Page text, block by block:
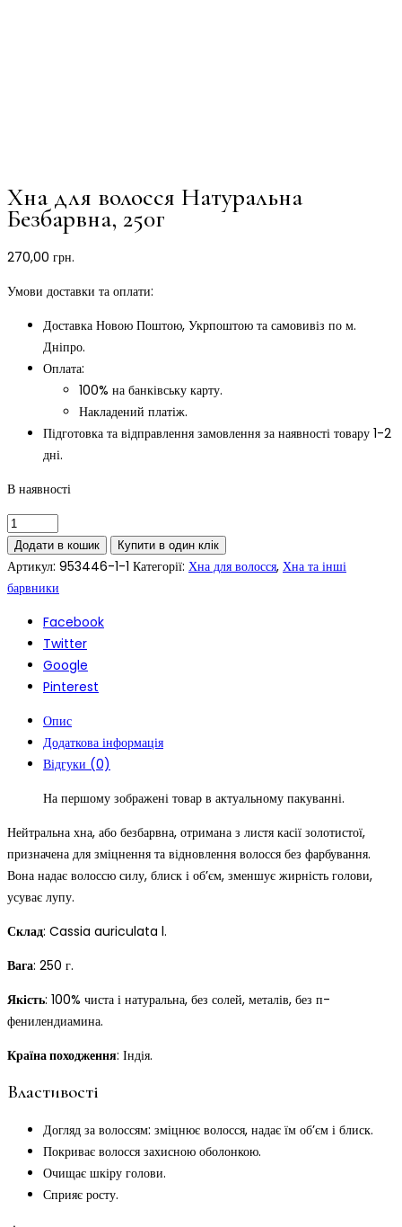
Хна для волосся Натуральна
Безбарвна, 250г
270,00 грн.
Умови доставки та оплати:
Доставка Новою Поштою, Укрпоштою та самовивіз по м.
Дніпро.
Оплата:
100% на банківську карту.
Накладений платіж.
Підготовка та відправлення замовлення за наявності товару 1-2
дні.
В наявності
Додати в кошик Купити в один клік
Артикул: 953446-1-1 Категорії: Хна для волосся, Хна та інші
барвники
Facebook
Twitter
Google
Pinterest
Опис
Додаткова інформація
Відгуки (0)
На першому зображені товар в актуальному пакуванні.
Нейтральна хна, або безбарвна, отримана з листя касії золотистої,
призначена для зміцнення та відновлення волосся без фарбування.
Вона надає волоссю силу, блиск і об’єм, зменшує жирність голови,
усуває лупу.
Склад: Cassia auriculata l.
Вага: 250 г.
Якість: 100% чиста і натуральна, без солей, металів, без п-
фенилендиамина.
Країна походження: Індія.
Властивості
Догляд за волоссям: зміцнює волосся, надає їм об’єм і блиск.
Покриває волосся захисною оболонкою.
Очищає шкіру голови.
Сприяє росту.